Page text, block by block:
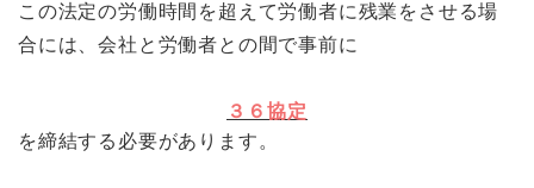
この法定の労働時間を超えて労働者に残業をさせる場
合には、会社と労働者との間で事前に
３６協定
を締結する必要があります。